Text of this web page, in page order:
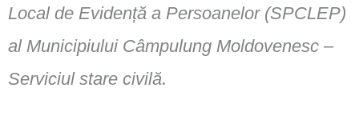
Local de Evidență a Persoanelor (SPCLEP)
al Municipiului Câmpulung Moldovenesc –
Serviciul stare civilă.